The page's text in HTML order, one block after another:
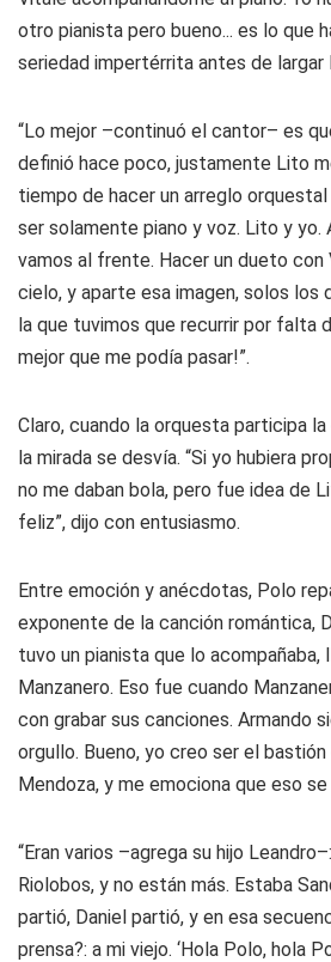
otro pianista pero bueno... es lo que
seriedad impertérrita antes de largar
“Lo mejor –continuó el cantor– es
definió hace poco, justamente Lito
tiempo de hacer un arreglo orquestal
ser solamente piano y voz. Lito y yo.
vamos al frente. Hacer un dueto con
cielo, y aparte esa imagen, solos los
la que tuvimos que recurrir por falta
mejor que me podía pasar!”.
Claro, cuando la orquesta participa
la mirada se desvía. “Si yo hubiera
no me daban bola, pero fue idea de
feliz”, dijo con entusiasmo.
Entre emoción y anécdotas, Polo
exponente de la canción romántica,
tuvo un pianista que lo acompañaba,
Manzanero. Eso fue cuando
con grabar sus canciones. Armando
orgullo. Bueno, yo creo ser el
Mendoza, y me emociona que eso se
“Eran varios –agrega su hijo
Riolobos, y no están más. Estaba
partió, Daniel partió, y en esa
prensa?: a mi viejo. ‘Hola Polo, hola